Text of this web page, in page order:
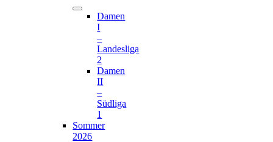
Damen
I
–
Landesliga
2
Damen
II
–
Südliga
1
Sommer
2026